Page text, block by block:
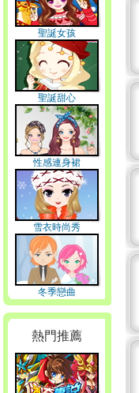
聖誕女孩
聖誕甜心
性感連身裙
雪衣時尚秀
冬季戀曲
熱門推薦